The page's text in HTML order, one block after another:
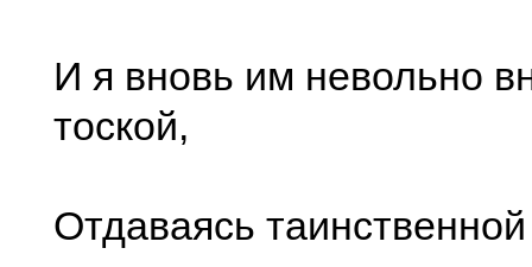
И я вновь им невольно
тоской,
Отдаваясь